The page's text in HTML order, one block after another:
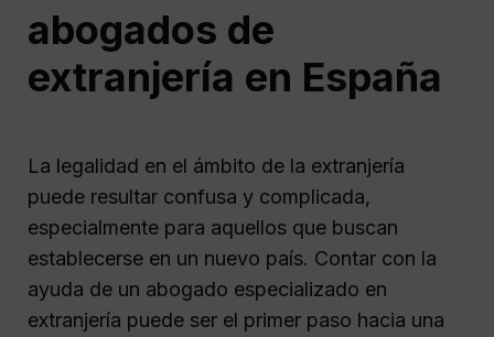
abogados de
extranjería en España
La legalidad en el ámbito de la extranjería
puede resultar confusa y complicada,
especialmente para aquellos que buscan
establecerse en un nuevo país. Contar con la
ayuda de un abogado especializado en
extranjería puede ser el primer paso hacia una